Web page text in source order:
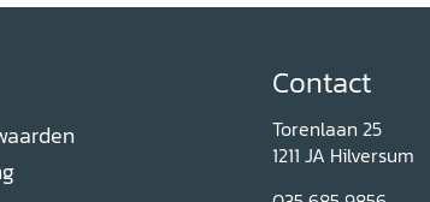
Contact
Torenlaan 25
1211 JA Hilversum